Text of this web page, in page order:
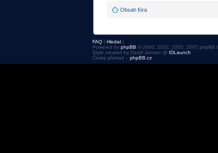
Obsah fóra
FAQ | Hledat |
Powered by phpBB © 2000, 2002, 2005, 2007 phpBB
Style created by David Jansen @ IDLaunch
Český překlad – phpBB.cz